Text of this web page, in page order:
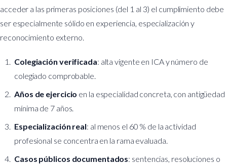
acceder a las primeras posiciones (del 1 al 3) el cumplimiento debe
ser especialmente sólido en experiencia, especialización y
reconocimiento externo.
Colegiación verificada: alta vigente en ICA y número de
colegiado comprobable.
Años de ejercicio en la especialidad concreta, con antigüedad
mínima de 7 años.
Especialización real: al menos el 60 % de la actividad
profesional se concentra en la rama evaluada.
Casos públicos documentados: sentencias, resoluciones o